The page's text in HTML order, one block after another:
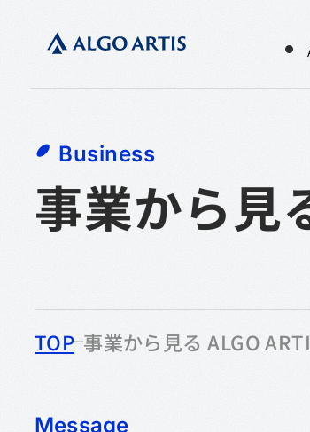
Business
事業から見
TOP 事業から見る ALGO
Message